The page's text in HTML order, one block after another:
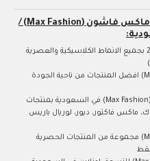
مميزات الشراء اونلاين من موقع ماكس فاشون (Max Fashion) /
احدث تصاميم وصيحات الازياء بعام 2026 بجميع الانماط الكلاسيكية والعصرية
يقدم موقع ماكس فاشون (Max Fashion) افضل المنتجات من ناحية الجودة
لا تنحصر منتجات موقع ماكس فاشون (Max Fashion) في السعودية بمنتجات
ماكس فاكتور، ديور، لوريال باريس
يقدم موقع ماكس فاشون (Max Fashion) مجموعة من المنتجات الحصرية